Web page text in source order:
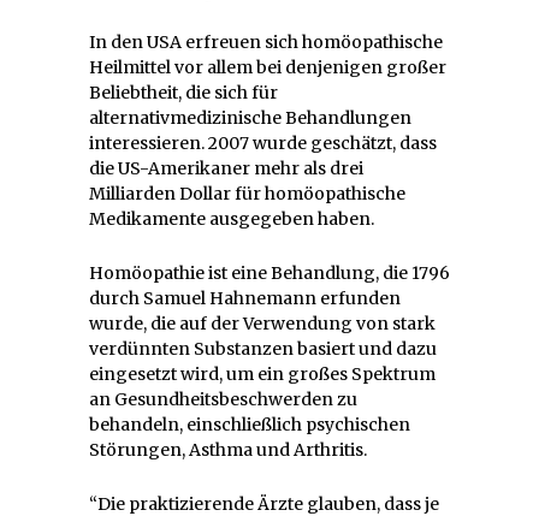
In den USA erfreuen sich homöopathische
Heilmittel vor allem bei denjenigen großer
Beliebtheit, die sich für
alternativmedizinische Behandlungen
interessieren. 2007 wurde geschätzt, dass
die US-Amerikaner mehr als drei
Milliarden Dollar für homöopathische
Medikamente ausgegeben haben.
Homöopathie ist eine Behandlung, die 1796
durch Samuel Hahnemann erfunden
wurde, die auf der Verwendung von stark
verdünnten Substanzen basiert und dazu
eingesetzt wird, um ein großes Spektrum
an Gesundheitsbeschwerden zu
behandeln, einschließlich psychischen
Störungen, Asthma und Arthritis.
“Die praktizierende Ärzte glauben, dass je